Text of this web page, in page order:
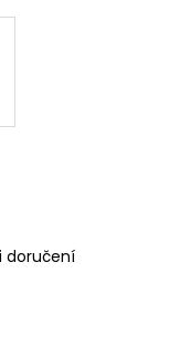
doručení